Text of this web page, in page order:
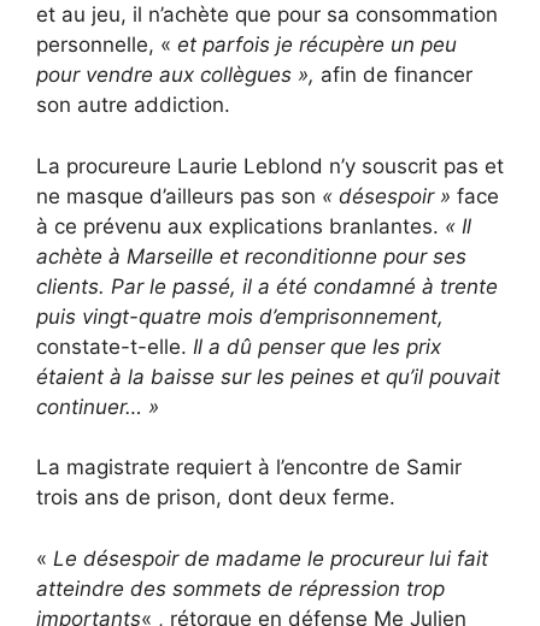
et au jeu, il n’achète que pour sa consommation
personnelle, « et parfois je récupère un peu
pour vendre aux collègues », afin de financer
son autre addiction.
La procureure Laurie Leblond n’y souscrit pas et
ne masque d’ailleurs pas son « désespoir » face
à ce prévenu aux explications branlantes. « Il
achète à Marseille et reconditionne pour ses
clients. Par le passé, il a été condamné à trente
puis vingt-quatre mois d’emprisonnement,
constate-t-elle. Il a dû penser que les prix
étaient à la baisse sur les peines et qu’il pouvait
continuer… »
La magistrate requiert à l’encontre de Samir
trois ans de prison, dont deux ferme.
« Le désespoir de madame le procureur lui fait
atteindre des sommets de répression trop
importants« , rétorque en défense Me Julien